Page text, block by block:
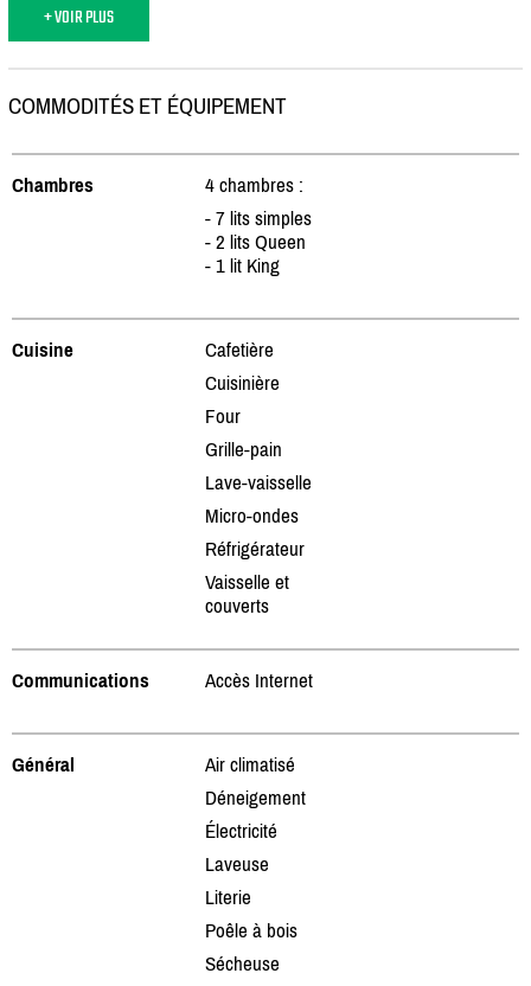
+ VOIR PLUS
COMMODITÉS ET ÉQUIPEMENT
Chambres
4 chambres :
- 7 lits simples
- 2 lits Queen
- 1 lit King
Cuisine
Cafetière
Cuisinière
Four
Grille-pain
Lave-vaisselle
Micro-ondes
Réfrigérateur
Vaisselle et
couverts
Communications Accès Internet
Général
Air climatisé
Déneigement
Électricité
Laveuse
Literie
Poêle à bois
Sécheuse